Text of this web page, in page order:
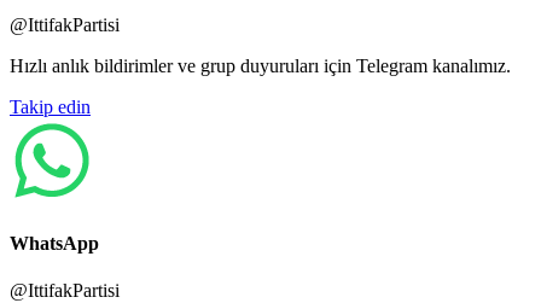
@IttifakPartisi
Hızlı anlık bildirimler ve grup duyuruları için Telegram kanalımız.
Takip edin
WhatsApp
@IttifakPartisi